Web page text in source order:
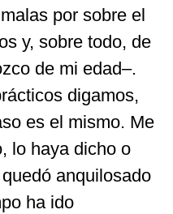
por sobre el
y, sobre todo, de
de mi edad–.
digamos,
es el mismo. Me
lo haya dicho o
anquilosado
ha ido